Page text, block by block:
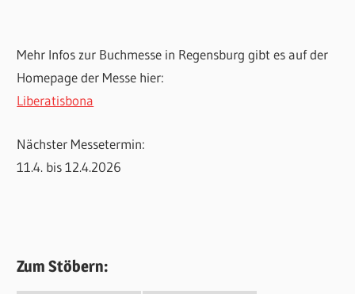
Mehr Infos zur Buchmesse in Regensburg gibt es auf der
Homepage der Messe hier:
Liberatisbona
Nächster Messetermin:
11.4. bis 12.4.2026
Zum Stöbern: